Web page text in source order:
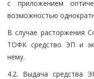
с приложением
возможностью
В случае расторжения
ТОФК средство ЭП и
нему.
4.2. Выдача средства